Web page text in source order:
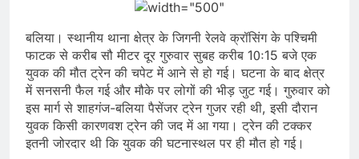
बलिया। स्थानीय थाना क्षेत्र के जिगनी रेलवे क्रॉसिंग के पश्चिमी
फाटक से करीब सौ मीटर दूर गुरुवार सुबह करीब 10ः15 बजे एक
युवक की मौत ट्रेन की चपेट में आने से हो गई। घटना के बाद क्षेत्र
में सनसनी फैल गई और मौके पर लोगों की भीड़ जुट गई। गुरुवार को
इस मार्ग से शाहगंज-बलिया पैसेंजर ट्रेन गुजर रही थी, इसी दौरान
युवक किसी कारणवश ट्रेन की जद में आ गया। ट्रेन की टक्कर
इतनी जोरदार थी कि युवक की घटनास्थल पर ही मौत हो गई।